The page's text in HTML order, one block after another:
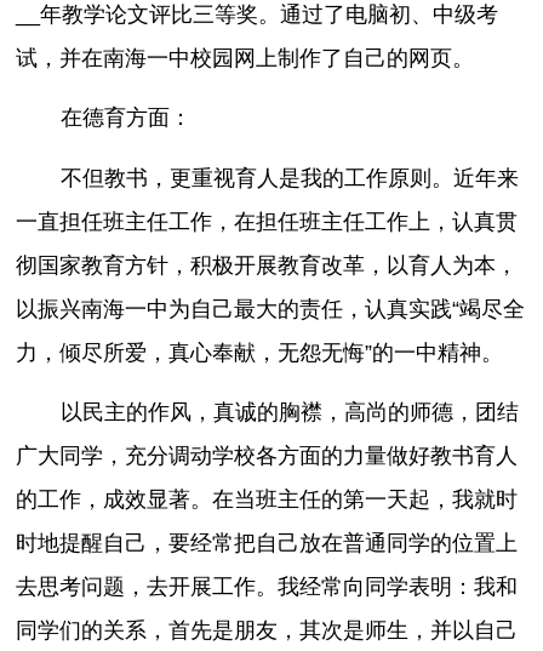
__年教学论文评比三等奖。通过了电脑初、中级考
试，并在南海一中校园网上制作了自己的网页。
在德育方面：
不但教书，更重视育人是我的工作原则。近年来
一直担任班主任工作，在担任班主任工作上，认真贯
彻国家教育方针，积极开展教育改革，以育人为本，
以振兴南海一中为自己最大的责任，认真实践“竭尽全
力，倾尽所爱，真心奉献，无怨无悔”的一中精神。
以民主的作风，真诚的胸襟，高尚的师德，团结
广大同学，充分调动学校各方面的力量做好教书育人
的工作，成效显著。在当班主任的第一天起，我就时
时地提醒自己，要经常把自己放在普通同学的位置上
去思考问题，去开展工作。我经常向同学表明：我和
同学们的关系，首先是朋友，其次是师生，并以自己